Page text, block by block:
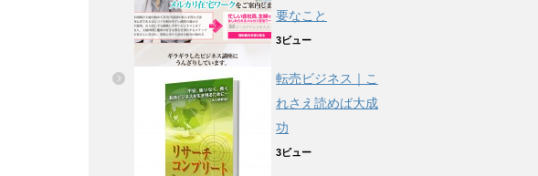
要なこと
3ビュー
転売ビジネス｜こ
れさえ読めば大成
功
3ビュー